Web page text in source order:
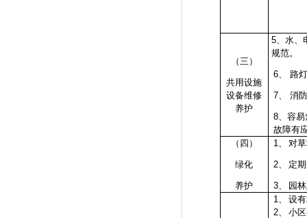
（三）
共用设施
设备维修
养护
5、水、
规范。
6、 路
7、 消
8、容易
故障有
（四）
绿化
养护
1、 对
2、 定
3、 园
1、
设
2、
小